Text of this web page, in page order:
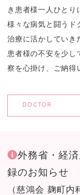
き患者様一人ひとり
様々な病気と闘うド
治療に活かしていき
患者様の不安を少し
察を心掛け、ご納得
DOCTOR
外務省・経
録のお知らせ
（慈鴻会 麹町